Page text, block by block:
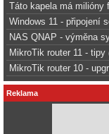
Táto kapela má milióny
Windows 11 - připojení
NAS QNAP - výměna
MikroTik router 11 - tipy
MikroTik router 10 -
Reklama